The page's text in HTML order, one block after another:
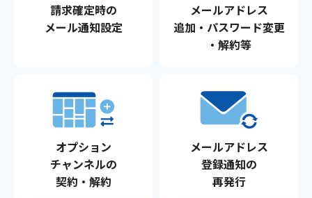
お知らせ
ウェブサイトのご利用について
放送基準
安全・安心マーク
安全・安心ガイド
請求確定時の
メール通知設定
メールアドレス
追加・パスワード変更
・解約等
オプション
チャンネルの
契約・解約
メールアドレス
登録通知の
再発行